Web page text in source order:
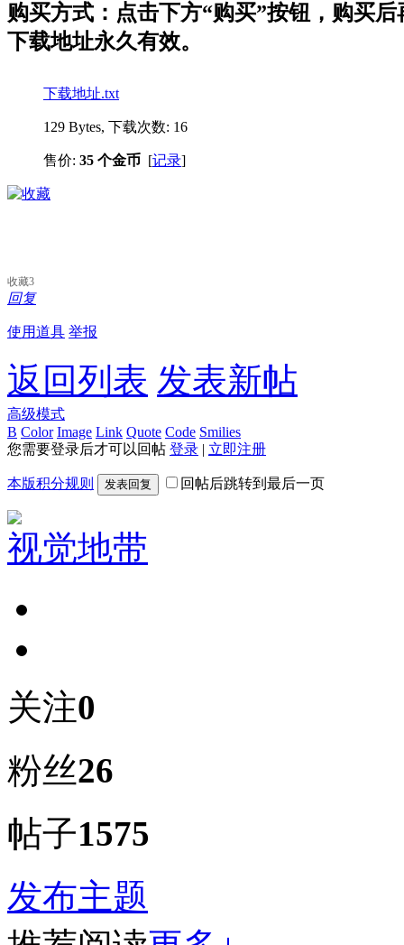
购买方式：点击下方“购买”按钮，购买
下载地址永久有效。
下载地址.txt
129 Bytes, 下载次数: 16
售价: 35 个金币 [记录]
收藏3
回复
使用道具 举报
返回列表 发表新帖
高级模式
B Color Image Link Quote Code Smilies
您需要登录后才可以回帖 登录 | 立即注册
本版积分规则 发表回复 回帖后跳转到最后一页
视觉地带
关注0
粉丝26
帖子1575
发布主题